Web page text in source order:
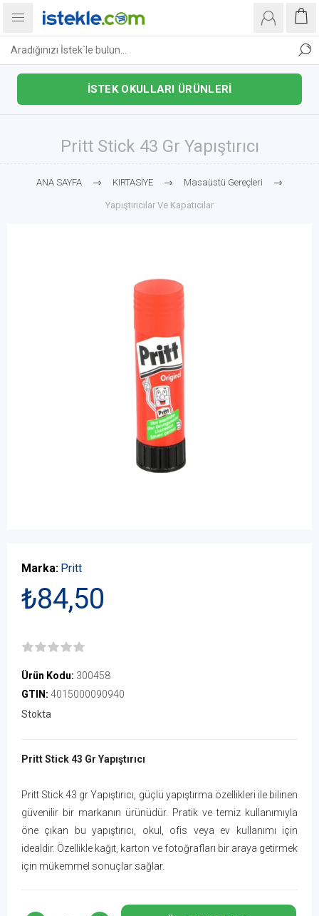
İSTEK OKULLARI ÜRÜNLERİ
Pritt Stick 43 Gr Yapıştırıcı
ANA SAYFA KIRTASİYE Masaüstü Gereçleri
Yapıştırıcılar Ve Kapatıcılar
Marka: Pritt
₺84,50
Ürün Kodu: 300458
GTIN: 4015000090940
Stokta
Pritt Stick 43 Gr Yapıştırıcı
Pritt Stick 43 gr Yapıştırıcı, güçlü yapıştırma özellikleri ile bilinen
güvenilir bir markanın ürünüdür. Pratik ve temiz kullanımıyla
öne çıkan bu yapıştırıcı, okul, ofis veya ev kullanımı için
idealdir. Özellikle kağıt, karton ve fotoğrafları bir araya getirmek
için mükemmel sonuçlar sağlar.